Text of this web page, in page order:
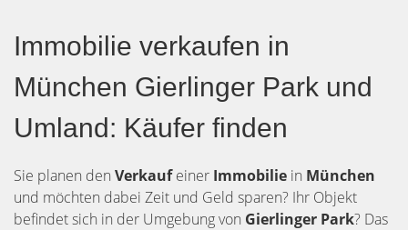
Immobilie verkaufen in
München Gierlinger Park und
Umland: Käufer finden
Sie planen den Verkaufeiner Immobilie in München
und möchten dabei Zeit und Geld sparen? Ihr Objekt
befindet sich in der Umgebung von Gierlinger Park? Das